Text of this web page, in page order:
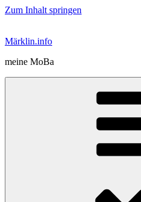
Zum Inhalt springen
Märklin.info
meine MoBa